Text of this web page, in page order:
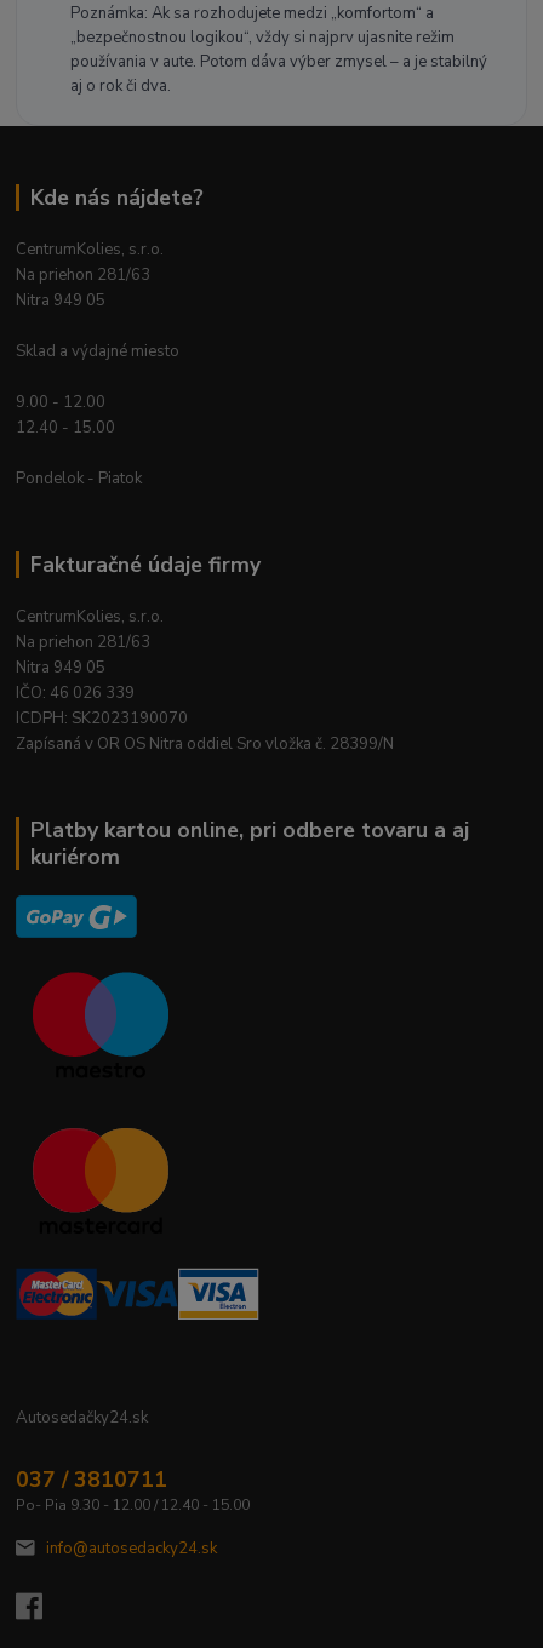
Poznámka: Ak sa rozhodujete medzi „komfortom“ a
„bezpečnostnou logikou“, vždy si najprv ujasnite režim
používania v aute. Potom dáva výber zmysel – a je stabilný
aj o rok či dva.
Kde nás nájdete?
CentrumKolies, s.r.o.
Na priehon 281/63
Nitra 949 05
Sklad a výdajné miesto
9.00 - 12.00
12.40 - 15.00
Pondelok - Piatok
Fakturačné údaje firmy
CentrumKolies, s.r.o.
Na priehon 281/63
Nitra 949 05
IČO: 46 026 339
ICDPH: SK2023190070
Zapísaná v OR OS Nitra oddiel Sro vložka č. 28399/N
Platby kartou online, pri odbere tovaru a aj
kuriérom
Autosedačky24.sk
037 / 3810711
Po- Pia 9.30 - 12.00 / 12.40 - 15.00
info@autosedacky24.sk